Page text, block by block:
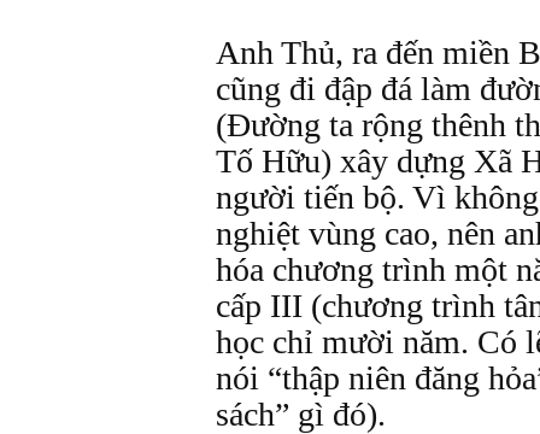
Anh Thủ, ra đến miền
cũng đi đập đá làm
(Đường ta rộng thênh
Tố Hữu) xây dựng Xã
người tiến bộ. Vì
nghiệt vùng cao, nên
hóa chương trình một
cấp III (chương trình
học chỉ mười năm. Có
nói “thập niên đăng
sách” gì đó).